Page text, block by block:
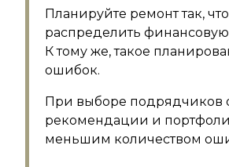
Планируйте ремонт так,
распределить финансовую
К тому же, такое
ошибок.
При выборе подрядчиков
рекомендации и
меньшим количеством